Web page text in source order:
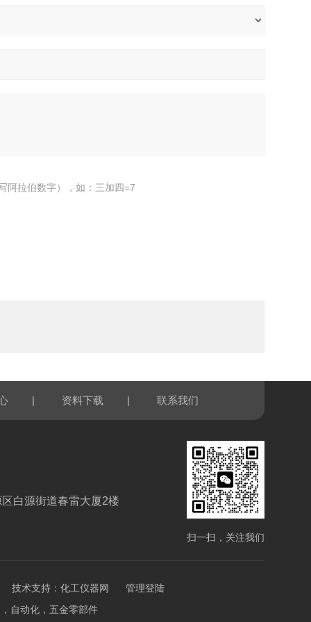
阿拉伯数字），如：三加四=7
| 资料下载 | 联系我们
白源街道春雷大厦2楼
扫一扫，关注我们
技术支持： 化工仪器网 管理登陆
自动化，五金零部件